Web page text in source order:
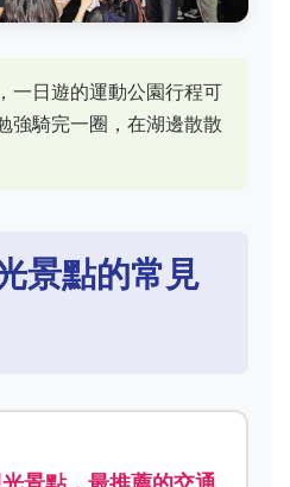
一日遊的運動公園行程可
強騎完一圈，在湖邊散散
景點的常見